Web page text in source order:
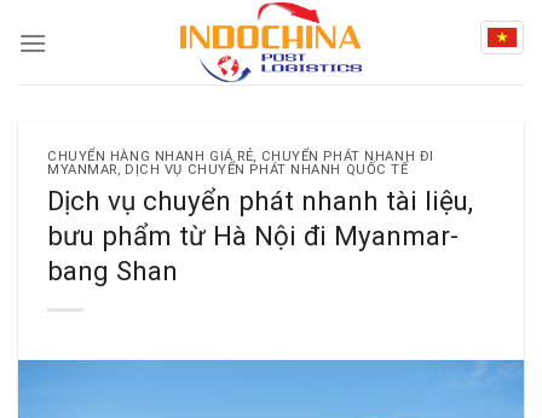
CHUYỂN HÀNG NHANH GIÁ RẺ, CHUYỂN PHÁT NHANH ĐI
MYANMAR, DỊCH VỤ CHUYỂN PHÁT NHANH QUỐC TẾ
Dịch vụ chuyển phát nhanh tài liệu,
bưu phẩm từ Hà Nội đi Myanmar-
bang Shan